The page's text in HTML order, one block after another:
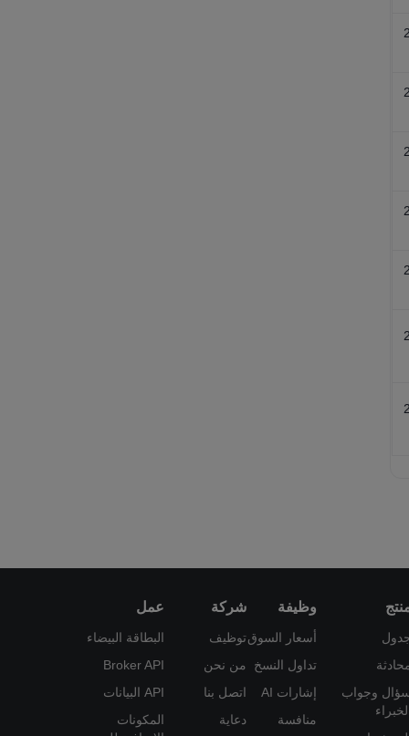
وجواب
الخبراء
وظيفة
أسعار السوق
تداول النسخ
إشارات AI
منافسة
شركة
توظيف
من نحن
اتصل بنا
دعاية
عمل
البطاقة البيضاء
Broker API
API البيانات
المكونات